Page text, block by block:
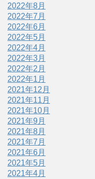
2022年8月
2022年7月
2022年6月
2022年5月
2022年4月
2022年3月
2022年2月
2022年1月
2021年12月
2021年11月
2021年10月
2021年9月
2021年8月
2021年7月
2021年6月
2021年5月
2021年4月